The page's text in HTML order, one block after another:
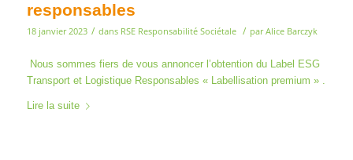
responsables
18 janvier 2023 / dans RSE Responsabilité Sociétale / parAlice Barczyk
Nous sommes fiers de vous annoncer l’obtention du Label ESG
Transport et Logistique Responsables « Labellisation premium » .
Lire la suite